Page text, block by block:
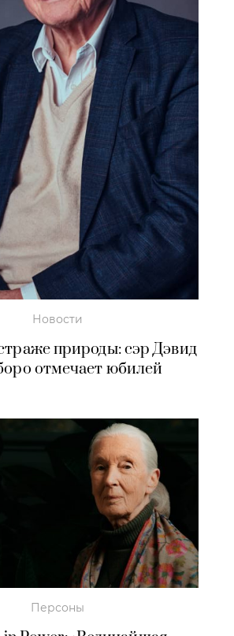
Новости
природы: сэр Дэвид
отмечает юбилей
Персоны